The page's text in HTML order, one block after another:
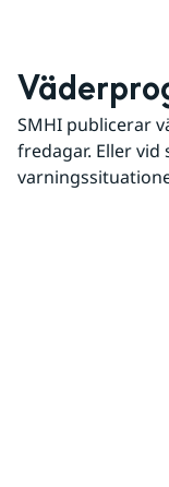
SMHI publicerar
fredagar. Eller vid